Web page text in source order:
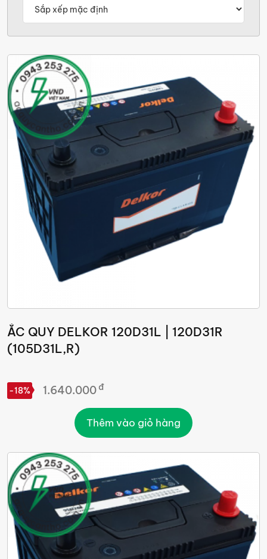
ẮC QUY DELKOR 120D31L | 120D31R
(105D31L,R)
-18% 1.640.000 đ
Thêm vào giỏ hàng